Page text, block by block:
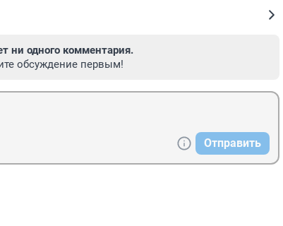
ни одного комментария.
обсуждение первым!
Отправить